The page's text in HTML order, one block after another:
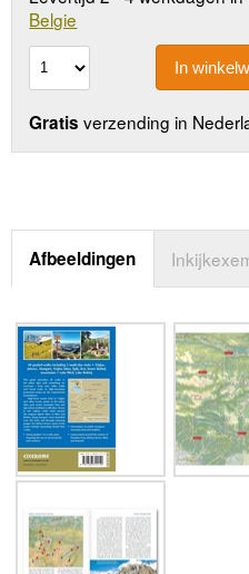
Belgie
In
Gratis verzending in
Afbeeldingen